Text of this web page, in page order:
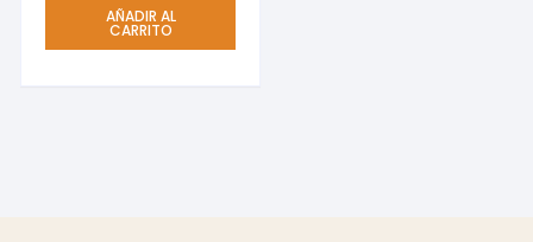
AÑADIR AL
CARRITO